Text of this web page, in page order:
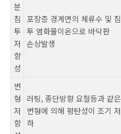
분
침
투
저
항
성
포장층 경계면의 체류수 및 침
투 염화물이온으로 바닥판
손상발생
변
형
저
항
러팅, 종단방향 요철등과 같은
변형에 의해 평탄성이 조기 저
하